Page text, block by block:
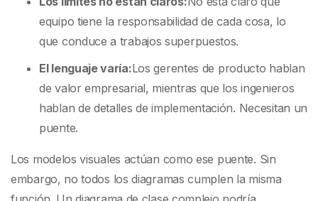
equipo tiene la responsabilidad de cada cosa, lo
que conduce a trabajos superpuestos.
El lenguaje varía:Los gerentes de producto hablan
de valor empresarial, mientras que los ingenieros
hablan de detalles de implementación. Necesitan un
puente.
Los modelos visuales actúan como ese puente. Sin
embargo, no todos los diagramas cumplen la misma